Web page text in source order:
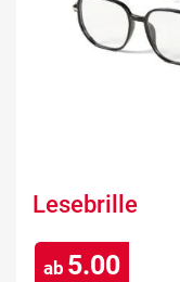
Lesebrille
ab 5.00